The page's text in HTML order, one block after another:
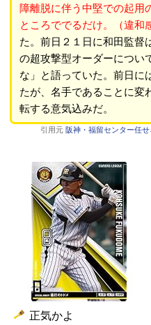
障離脱に伴う中堅での起用
ところででるだけ。（違和
た。前日２１日に和田監督
の超攻撃型オーダーについ
な」と語っていた。前日に
たが、名手であることに変
転する意気込みだ。
引用元 阪神・福留センター任
正気かよ